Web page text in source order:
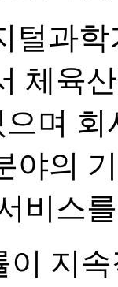
털과
체육
며
야의
비스
이 지